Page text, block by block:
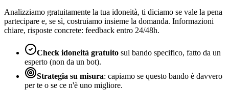
Analizziamo gratuitamente la tua idoneità, ti diciamo se vale la pena
partecipare e, se sì, costruiamo insieme la domanda. Informazioni
chiare, risposte concrete: feedback entro 24/48h.
Check idoneità gratuito sul bando specifico, fatto da un
esperto (non da un bot).
Strategia su misura: capiamo se questo bando è davvero
per te o se ce n'è uno migliore.